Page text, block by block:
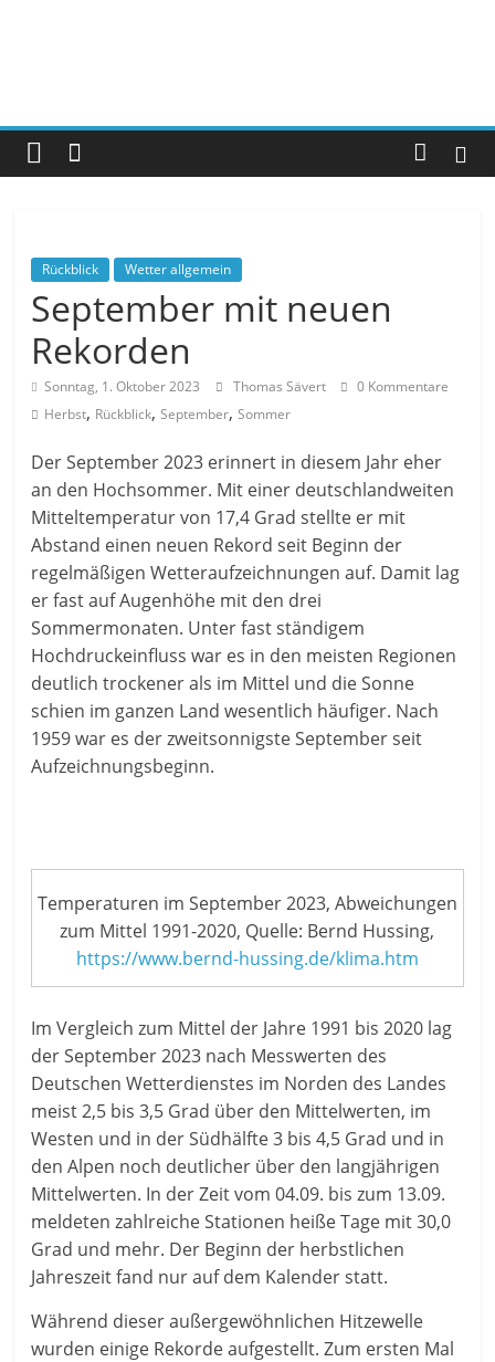
Rückblick Wetter allgemein
September mit neuen
Rekorden
Sonntag, 1. Oktober 2023 Thomas Sävert
0 Kommentare
Herbst, Rückblick,September,Sommer
Der September 2023 erinnert in diesem Jahr eher
an den Hochsommer. Mit einer deutschlandweiten
Mitteltemperatur von 17,4 Grad stellte er mit
Abstand einen neuen Rekord seit Beginn der
regelmäßigen Wetteraufzeichnungen auf. Damit lag
er fast auf Augenhöhe mit den drei
Sommermonaten. Unter fast ständigem
Hochdruckeinfluss war es in den meisten Regionen
deutlich trockener als im Mittel und die Sonne
schien im ganzen Land wesentlich häufiger. Nach
1959 war es der zweitsonnigste September seit
Aufzeichnungsbeginn.
Temperaturen im September 2023, Abweichungen
zum Mittel 1991-2020, Quelle: Bernd Hussing,
https://www.bernd-hussing.de/klima.htm
Im Vergleich zum Mittel der Jahre 1991 bis 2020 lag
der September 2023 nach Messwerten des
Deutschen Wetterdienstes im Norden des Landes
meist 2,5 bis 3,5 Grad über den Mittelwerten, im
Westen und in der Südhälfte 3 bis 4,5 Grad und in
den Alpen noch deutlicher über den langjährigen
Mittelwerten. In der Zeit vom 04.09. bis zum 13.09.
meldeten zahlreiche Stationen heiße Tage mit 30,0
Grad und mehr. Der Beginn der herbstlichen
Jahreszeit fand nur auf dem Kalender statt.
Während dieser außergewöhnlichen Hitzewelle
wurden einige Rekorde aufgestellt. Zum ersten Mal